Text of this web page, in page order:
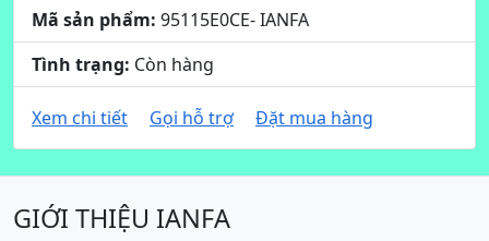
Mã sản phẩm: 95115E0CE- IANFA
Tình trạng: Còn hàng
Xem chi tiết Gọi hỗ trợ Đặt mua hàng
GIỚI THIỆU IANFA